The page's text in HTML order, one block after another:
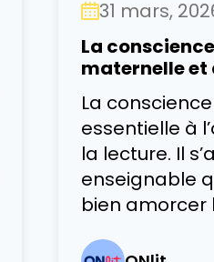
problèmes et
publication
cadre de la
jardin
31 mars,
La
maternelle et
La
essentielle à
la lecture. Il
enseignable
bien amorcer
correspond à